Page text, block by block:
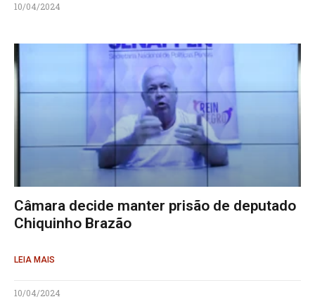
10/04/2024
Câmara decide manter prisão de deputado
Chiquinho Brazão
LEIA MAIS
10/04/2024